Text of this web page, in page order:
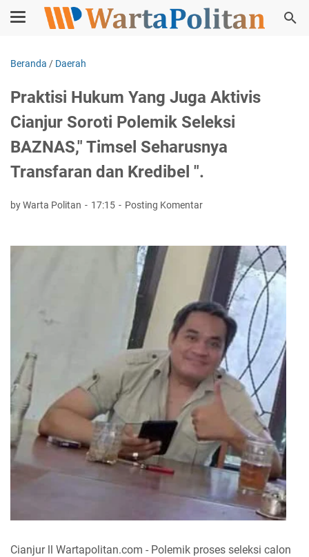
Beranda / Daerah
Praktisi Hukum Yang Juga Aktivis
Cianjur Soroti Polemik Seleksi
BAZNAS," Timsel Seharusnya
Transfaran dan Kredibel ".
by Warta Politan 17:15 Posting Komentar
Cianjur ll Wartapolitan.com - Polemik proses seleksi calon